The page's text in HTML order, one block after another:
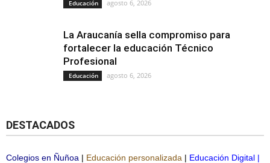
Educación agosto 6, 2026
La Araucanía sella compromiso para
fortalecer la educación Técnico
Profesional
Educación agosto 6, 2026
DESTACADOS
Colegios en Ñuñoa | Educación personalizada | Educación Digital |